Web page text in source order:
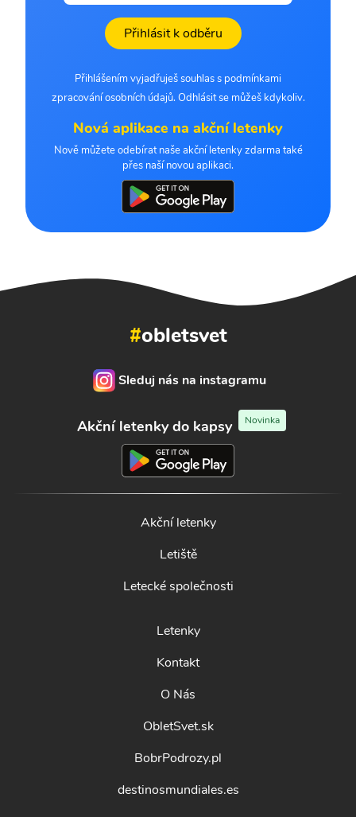
Přihlásit k odběru
Přihlášením vyjadřuješ souhlas s podmínkami
zpracování osobních údajů. Odhlásit se můžeš kdykoliv.
Nová aplikace na akční letenky
Nově můžete odebírat naše akční letenky zdarma také
přes naší novou aplikaci.
#obletsvet
Sleduj nás na instagramu
Akční letenky do kapsy Novinka
Akční letenky
Letiště
Letecké společnosti
Letenky
Kontakt
O Nás
ObletSvet.sk
BobrPodrozy.pl
destinosmundiales.es